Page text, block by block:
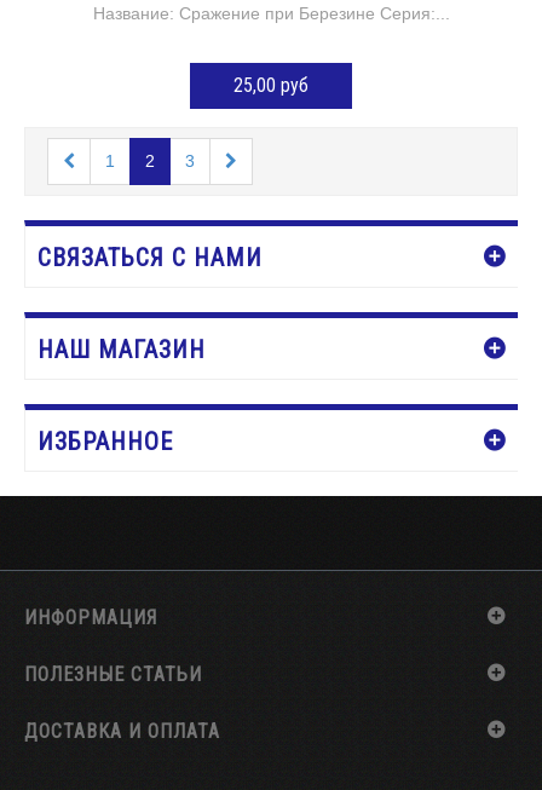
Название: Сражение при Березине Серия:...
25,00 руб
1 2 3
СВЯЗАТЬСЯ С НАМИ
НАШ МАГАЗИН
ИЗБРАННОЕ
ИНФОРМАЦИЯ
ПОЛЕЗНЫЕ СТАТЬИ
ДОСТАВКА И ОПЛАТА